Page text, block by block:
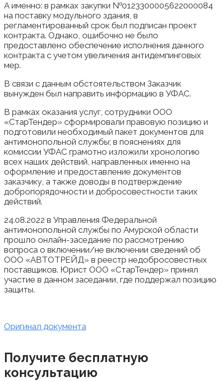
А именно: в рамках закупки №0123300005622000084
на поставку модульного здания, в
регламентированный срок был подписан проект
контракта. Однако, ошибочно не было
предоставлено обеспечение исполнения данного
контракта с учетом увеличения антидемпинговых
мер.
В связи с данным обстоятельством Заказчик
вынужден был направить информацию в УФАС.
В рамках оказания услуг, сотрудники ООО
«СтарТендер» сформировали правовую позицию и
подготовили необходимый пакет документов для
антимонопольной службы; в пояснениях для
комиссии УФАС грамотно изложили хронологию
всех наших действий, направленных именно на
оформление и предоставление документов
заказчику, а также доводы в подтверждение
добропорядочности и добросовестности таких
действий.
24.08.2022 в Управления Федеральной
антимонопольной службы по Амурской области
прошло онлайн-заседание по рассмотрению
вопроса о включении/не включении сведений об
ООО «АВТОТРЕЙД» в реестр недобросовестных
поставщиков. Юрист ООО «СтарТендер» принял
участие в данном заседании, где поддержал позицию
защиты.
Оригинал документа
Получите бесплатную
консультацию